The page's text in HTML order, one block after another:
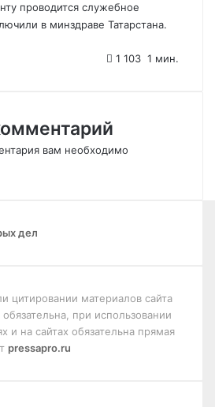
проводится служебное
в минздраве Татарстана.
1 103 1 мин.
вам необходимо
дел
цитировании материалов сайта
при использовании
и на сайтах обязательна прямая
pressapro.ru